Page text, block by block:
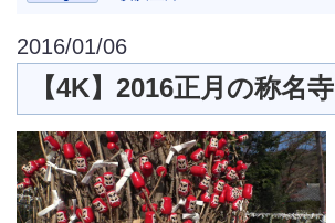
2016/01/06
【4K】2016正月の称名寺